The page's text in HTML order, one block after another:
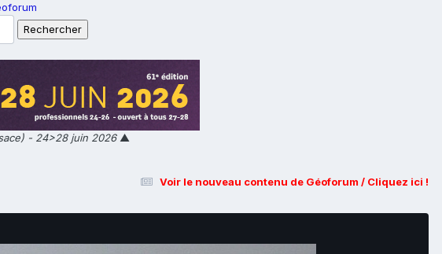
- 24>28 juin 2026▲
Voir le nouveau contenu de Géoforum / Cliquez ici !